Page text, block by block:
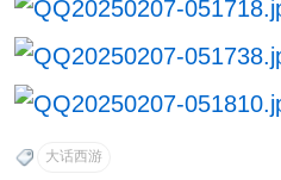
大话西游